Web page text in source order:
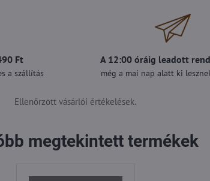
Ft
a szállítás
A 12:00 óráig leadott
még a mai nap alatt ki
Ellenőrzött vásárlói értékelések.
megtekintett termékek